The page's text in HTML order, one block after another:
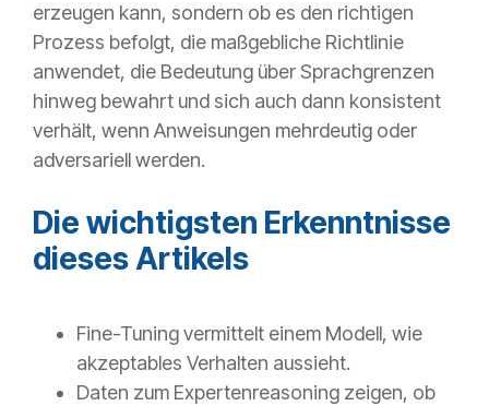
erzeugen kann, sondern ob es den richtigen
Prozess befolgt, die maßgebliche Richtlinie
anwendet, die Bedeutung über Sprachgrenzen
hinweg bewahrt und sich auch dann konsistent
verhält, wenn Anweisungen mehrdeutig oder
adversariell werden.
Die wichtigsten Erkenntnisse
dieses Artikels
Fine-Tuning vermittelt einem Modell, wie
akzeptables Verhalten aussieht.
Daten zum Expertenreasoning zeigen, ob